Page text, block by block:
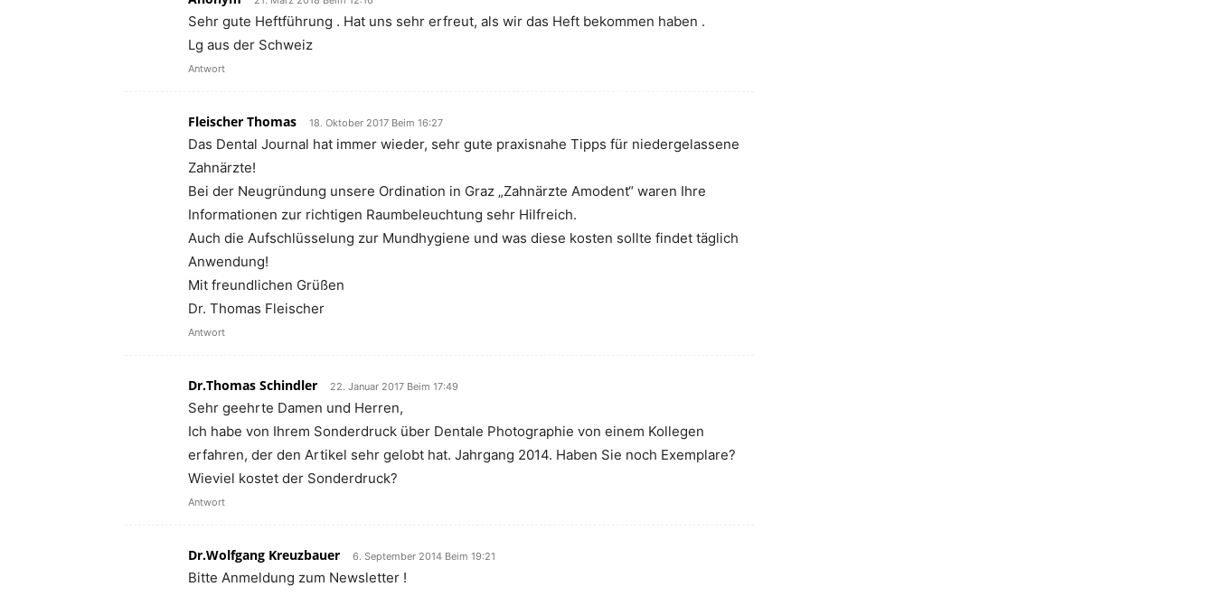
Sehr gute Heftführung . Hat uns sehr erfreut, als wir das Heft bekommen haben .
Lg aus der Schweiz
Antwort
Fleischer Thomas 18. Oktober 2017 Beim 16:27
Das Dental Journal hat immer wieder, sehr gute praxisnahe Tipps für niedergelassene
Zahnärzte!
Bei der Neugründung unsere Ordination in Graz „Zahnärzte Amodent“ waren Ihre
Informationen zur richtigen Raumbeleuchtung sehr Hilfreich.
Auch die Aufschlüsselung zur Mundhygiene und was diese kosten sollte findet täglich
Anwendung!
Mit freundlichen Grüßen
Dr. Thomas Fleischer
Antwort
Dr.Thomas Schindler 22. Januar 2017 Beim 17:49
Sehr geehrte Damen und Herren,
Ich habe von Ihrem Sonderdruck über Dentale Photographie von einem Kollegen
erfahren, der den Artikel sehr gelobt hat. Jahrgang 2014. Haben Sie noch Exemplare?
Wieviel kostet der Sonderdruck?
Antwort
Dr.Wolfgang Kreuzbauer 6. September 2014 Beim 19:21
Bitte Anmeldung zum Newsletter !